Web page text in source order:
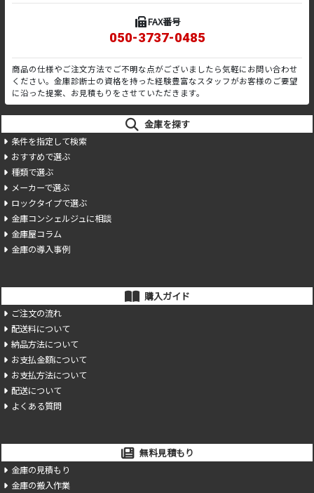
FAX番号
050-3737-0485
商品の仕様やご注文方法でご不明な点がございましたら気軽にお問い合わせ
ください。金庫診断士の資格を持った経験豊富なスタッフがお客様のご要望
に沿った提案、お見積もりをさせていただきます。
金庫を探す
条件を指定して検索
おすすめで選ぶ
種類で選ぶ
メーカーで選ぶ
ロックタイプで選ぶ
金庫コンシェルジュに相談
金庫屋コラム
金庫の導入事例
購入ガイド
ご注文の流れ
配送料について
納品方法について
お支払金額について
お支払方法について
配送について
よくある質問
無料見積もり
金庫の見積もり
金庫の搬入作業